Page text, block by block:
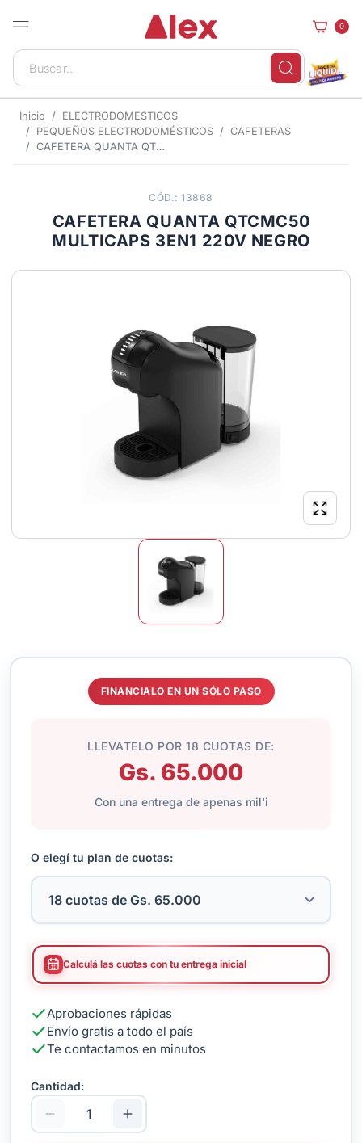
0
Inicio
ELECTRODOMESTICOS
PEQUEÑOS ELECTRODOMÉSTICOS
CAFETERAS
CAFETERA QUANTA QTCMC50 MULTICAPS 3EN1 220V NEGRO
CÓD.: 13868
CAFETERA QUANTA QTCMC50
MULTICAPS 3EN1 220V NEGRO
FINANCIALO EN UN SÓLO PASO
LLEVATELO POR 18 CUOTAS DE:
Gs. 65.000
Con una entrega de apenas mil'i
O elegí tu plan de cuotas:
Calculá las cuotas con tu entrega inicial
Aprobaciones rápidas
Envío gratis a todo el país
Te contactamos en minutos
Cantidad: